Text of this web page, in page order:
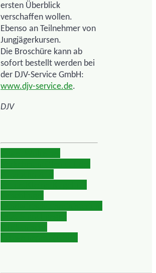
ersten Überblick
verschaffen wollen.
Ebenso an Teilnehmer von
Jungjägerkursen.
Die Broschüre kann ab
sofort bestellt werden bei
der DJV-Service GmbH:
www.djv-service.de.
DJV